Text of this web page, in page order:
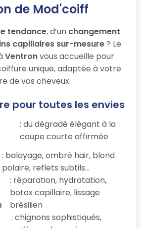
de Mod'coiff
tendance, d’un changement
capillaires sur-mesure? Le
Ventronvous accueille pour
unique, adaptée à votre
de vos cheveux.
pour toutes les envies
: du dégradé élégant à la
coupe courte affirmée
: balayage, ombré hair, blond
polaire, reflets subtils…
: réparation, hydratation,
botox capillaire, lissage
brésilien
: chignons sophistiqués,